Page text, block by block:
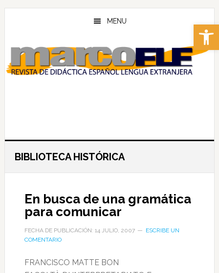
Abrir
Skip
content
Skip
MENU
BIBLIOTECA HISTÓRICA
En busca de una gramática
para comunicar
FECHA DE PUBLICACIÓN: 14 JULIO, 2007
ESCRIBE UN
COMENTARIO
FRANCISCO MATTE BON